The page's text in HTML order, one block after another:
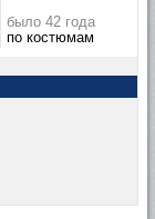
было 42 года
по костюмам